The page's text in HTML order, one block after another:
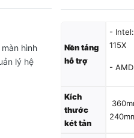
hình
lý hệ
Nền tảng
hỗ trợ
-
115X
-
Kích
thước
két tản